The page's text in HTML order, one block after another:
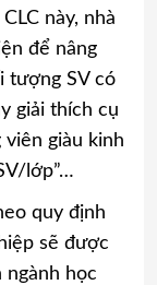
này, nhà
để nâng
tượng SV có
giải thích cụ
giàu kinh
lớp”…
quy định
sẽ được
ngành học